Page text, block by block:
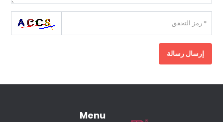
إرسال رسالة
Menu